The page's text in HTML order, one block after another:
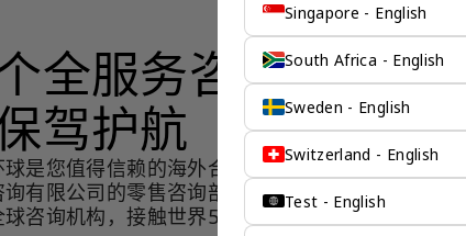
全服务咨询公司为
驾护航
是您值得信赖的海外合作伙伴。我们是香港伦敦
有限公司的零售咨询部门，这是一家总部位于香
咨询机构，接触世界50个市场，约占全球GDP的
Singapore - English
South Africa - English
Sweden - English
Switzerland - English
Test - English